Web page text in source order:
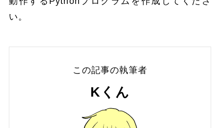
い。
この記事の執筆者
Kくん